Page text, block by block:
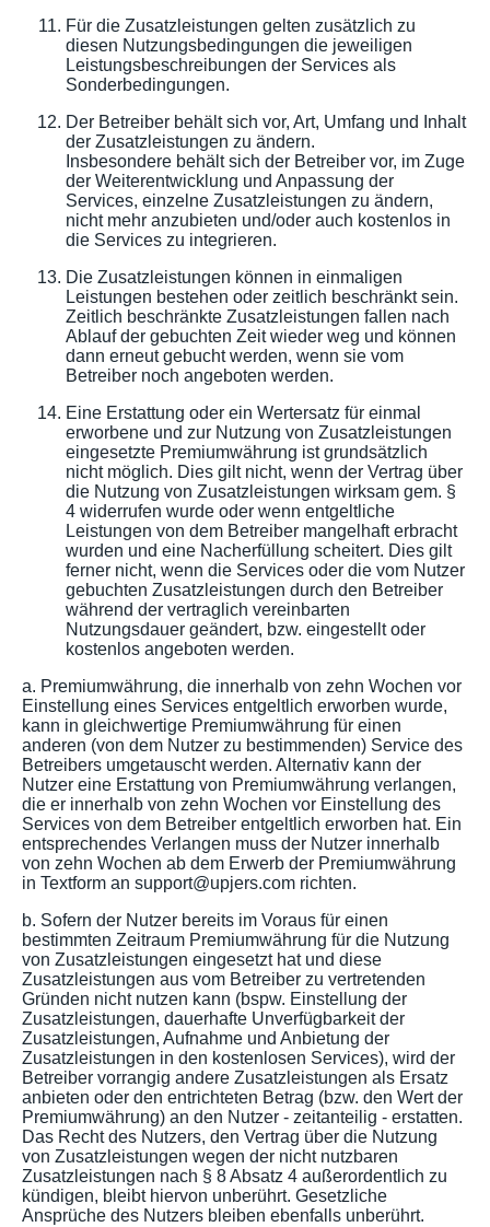
Für die Zusatzleistungen gelten zusätzlich zu
diesen Nutzungsbedingungen die jeweiligen
Leistungsbeschreibungen der Services als
Sonderbedingungen.
Der Betreiber behält sich vor, Art, Umfang und Inhalt
der Zusatzleistungen zu ändern.
Insbesondere behält sich der Betreiber vor, im Zuge
der Weiterentwicklung und Anpassung der
Services, einzelne Zusatzleistungen zu ändern,
nicht mehr anzubieten und/oder auch kostenlos in
die Services zu integrieren.
Die Zusatzleistungen können in einmaligen
Leistungen bestehen oder zeitlich beschränkt sein.
Zeitlich beschränkte Zusatzleistungen fallen nach
Ablauf der gebuchten Zeit wieder weg und können
dann erneut gebucht werden, wenn sie vom
Betreiber noch angeboten werden.
Eine Erstattung oder ein Wertersatz für einmal
erworbene und zur Nutzung von Zusatzleistungen
eingesetzte Premiumwährung ist grundsätzlich
nicht möglich. Dies gilt nicht, wenn der Vertrag über
die Nutzung von Zusatzleistungen wirksam gem. §
4 widerrufen wurde oder wenn entgeltliche
Leistungen von dem Betreiber mangelhaft erbracht
wurden und eine Nacherfüllung scheitert. Dies gilt
ferner nicht, wenn die Services oder die vom Nutzer
gebuchten Zusatzleistungen durch den Betreiber
während der vertraglich vereinbarten
Nutzungsdauer geändert, bzw. eingestellt oder
kostenlos angeboten werden.
a. Premiumwährung, die innerhalb von zehn Wochen vor
Einstellung eines Services entgeltlich erworben wurde,
kann in gleichwertige Premiumwährung für einen
anderen (von dem Nutzer zu bestimmenden) Service des
Betreibers umgetauscht werden. Alternativ kann der
Nutzer eine Erstattung von Premiumwährung verlangen,
die er innerhalb von zehn Wochen vor Einstellung des
Services von dem Betreiber entgeltlich erworben hat. Ein
entsprechendes Verlangen muss der Nutzer innerhalb
von zehn Wochen ab dem Erwerb der Premiumwährung
in Textform an support@upjers.com richten.
b. Sofern der Nutzer bereits im Voraus für einen
bestimmten Zeitraum Premiumwährung für die Nutzung
von Zusatzleistungen eingesetzt hat und diese
Zusatzleistungen aus vom Betreiber zu vertretenden
Gründen nicht nutzen kann (bspw. Einstellung der
Zusatzleistungen, dauerhafte Unverfügbarkeit der
Zusatzleistungen, Aufnahme und Anbietung der
Zusatzleistungen in den kostenlosen Services), wird der
Betreiber vorrangig andere Zusatzleistungen als Ersatz
anbieten oder den entrichteten Betrag (bzw. den Wert der
Premiumwährung) an den Nutzer - zeitanteilig - erstatten.
Das Recht des Nutzers, den Vertrag über die Nutzung
von Zusatzleistungen wegen der nicht nutzbaren
Zusatzleistungen nach § 8 Absatz 4 außerordentlich zu
kündigen, bleibt hiervon unberührt. Gesetzliche
Ansprüche des Nutzers bleiben ebenfalls unberührt.